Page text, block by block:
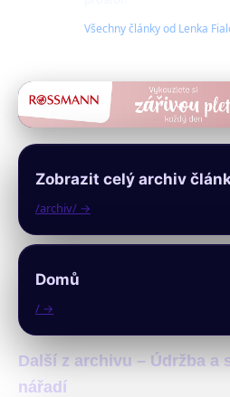
Všechny články od Lenka
Zobrazit celý archiv
/archiv/ →
Domů
/ →
Další z archivu – Údržba a
nářadí